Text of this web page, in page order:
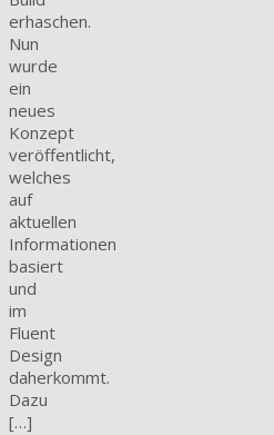
erhaschen.
Nun
wurde
ein
neues
Konzept
veröffentlicht,
welches
auf
aktuellen
Informationen
basiert
und
im
Fluent
Design
daherkommt.
Dazu
[…]